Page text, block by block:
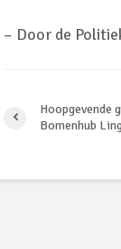
– Door de
Hoopgevende
Bomenhub